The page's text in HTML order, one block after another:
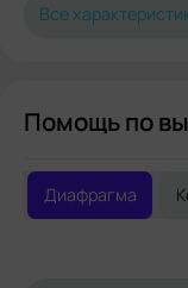
Все
Помощь по
Диафрагма